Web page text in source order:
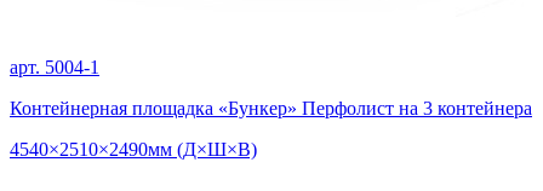
арт. 5004-1
Контейнерная площадка «Бункер» Перфолист на 3 контейнера
4540×2510×2490мм (Д×Ш×В)